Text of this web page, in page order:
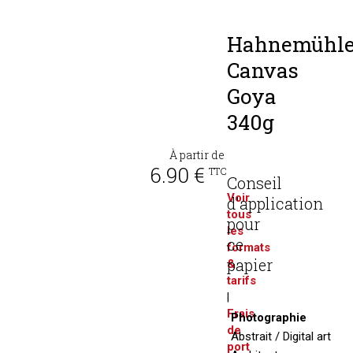
Canvas
Goya
340g
À partir de
6.90 € TTC
Voir
tous
les
formats
&
tarifs
Frais
de
port
Conseil
d'application
pour
ce
papier
Photographie
Abstrait / Digital art